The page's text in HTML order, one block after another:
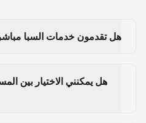
هل تقدمون خدمات السبا
هل يمكنني الاختيار بين